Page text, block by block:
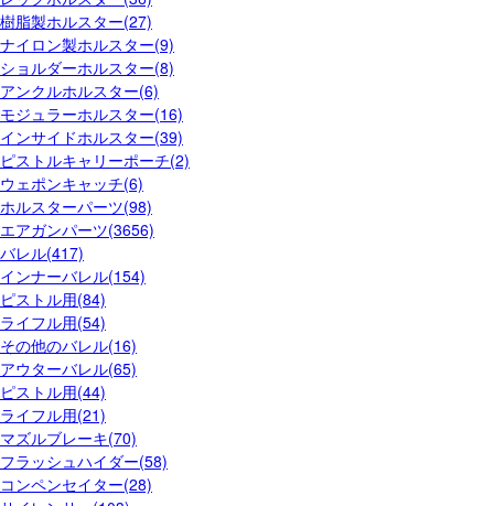
樹脂製ホルスター(27)
ナイロン製ホルスター(9)
ショルダーホルスター(8)
アンクルホルスター(6)
モジュラーホルスター(16)
インサイドホルスター(39)
ピストルキャリーポーチ(2)
ウェポンキャッチ(6)
ホルスターパーツ(98)
エアガンパーツ(3656)
バレル(417)
インナーバレル(154)
ピストル用(84)
ライフル用(54)
その他のバレル(16)
アウターバレル(65)
ピストル用(44)
ライフル用(21)
マズルブレーキ(70)
フラッシュハイダー(58)
コンペンセイター(28)